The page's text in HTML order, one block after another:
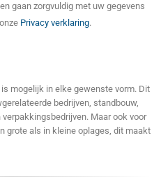
gaan zorgvuldig met uw gegevens
Privacy verklaring.
mogelijk in elke gewenste vorm. Dit
bedrijven, standbouw,
Maar ook voor
grote als in kleine oplages, dit maakt